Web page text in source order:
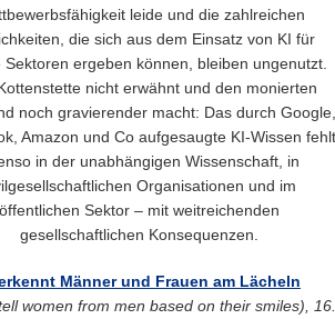
leide und die zahlreichen
die sich aus dem Einsatz von KI für
Sektoren ergeben können, bleiben ungenutzt.
nicht erwähnt und den monierten
noch gravierender macht: Das durch Google,
Amazon und Co aufgesaugte KI-Wissen fehlt
in der unabhängigen Wissenschaft, in
Organisationen und im
öffentlichen Sektor – mit weitreichenden
gesellschaftlichen Konsequenzen.
Männer und Frauen am Lächeln
women from men based on their smiles), 16.